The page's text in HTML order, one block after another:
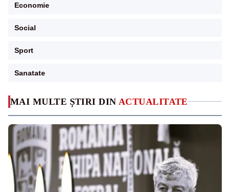
MAI MULTE ȘTIRI DIN ACTUALITATE
Economie
Social
Sport
Sanatate